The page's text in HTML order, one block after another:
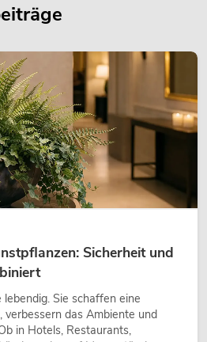
LED PMC-16
Sicherheit und
Sie schaffen eine
verbessern das Ambiente und
in Hotels, Restaurants,